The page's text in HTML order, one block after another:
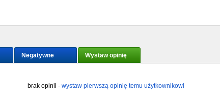
Negatywne Wystaw opinię
brak opinii - wystaw pierwszą opinię temu użytkownikowi